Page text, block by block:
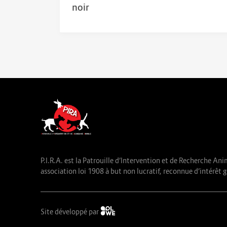
noir
P.I.R.A. est la Patrouille d’Intervention et de Recherche
association loi 1908 à but non lucratif, reconnue d’intérêt
Site développé par